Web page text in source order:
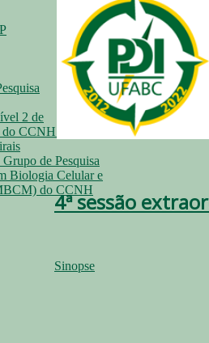
2 de
CCNH para
de Pesquisa
Biologia Celular e
do CCNH
4ª sessão
Sinopse